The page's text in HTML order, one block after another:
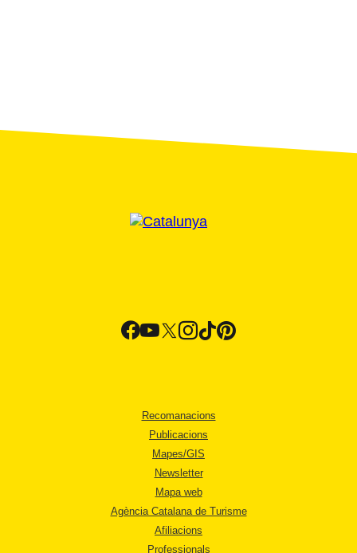
Recomanacions
Publicacions
Mapes/GIS
Newsletter
Mapa web
Agència Catalana de Turisme
Afiliacions
Professionals